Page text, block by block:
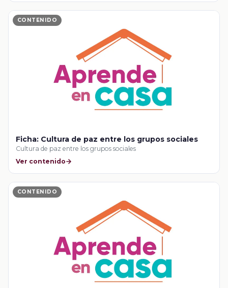
CONTENIDO
Ficha: Cultura de paz entre los grupos sociales
Cultura de paz entre los grupos sociales
Ver contenido
CONTENIDO